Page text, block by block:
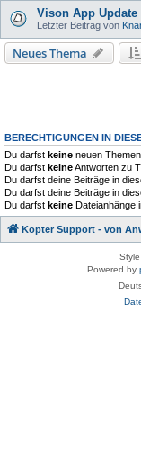
Vison App Update
Letzter Beitrag von
Neues Thema
BERECHTIGUNGEN IN
Du darfst keine neuen
Du darfst keineAntworten zu
Du darfst deine Beiträge in
Du darfst deine Beiträge in
Du darfst keine Dateianhänge
Kopter Support - von
Powered by